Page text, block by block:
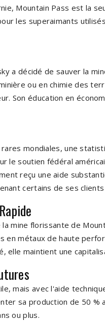
Mountain Pass est la
les superaimants
a décidé de sauver la
ou en chimie des
Son éducation en
mondiales, une
le soutien fédéral
reçu une aide
certains de ses
mine florissante de
métaux de haute
elle maintient une
mais avec l'aide
sa production de 50 %
ou plus.